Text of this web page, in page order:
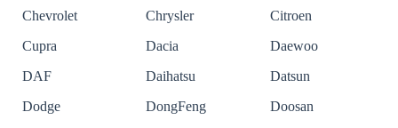
Chevrolet
Chrysler
Citroen
Cupra
Dacia
Daewoo
DAF
Daihatsu
Datsun
Dodge
DongFeng
Doosan